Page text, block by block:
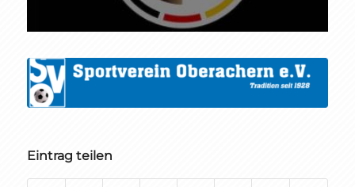
Eintrag teilen